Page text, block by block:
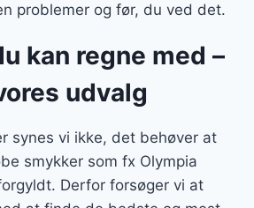
problemer og før, du ved det.
kan regne med –
udvalg
synes vi ikke, det behøver at
smykker som fx Olympia
Derfor forsøger vi at